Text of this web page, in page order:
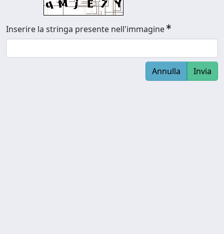
Inserire la stringa presente nell'immagine
Annulla Invia